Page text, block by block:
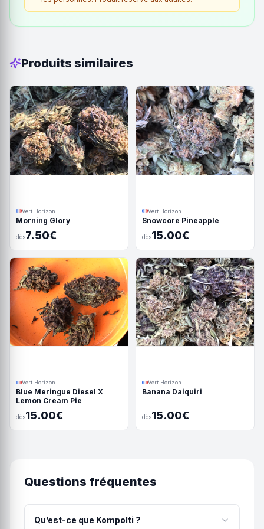
Produits similaires
Vert Horizon
Morning Glory
dès7.50€
Vert Horizon
Snowcore Pineapple
dès15.00€
Vert Horizon
Blue Meringue Diesel X
Lemon Cream Pie
dès15.00€
Vert Horizon
Banana Daiquiri
dès15.00€
Questions fréquentes
Qu’est-ce que Kompolti ?